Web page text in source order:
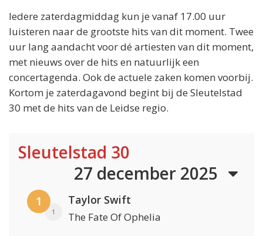
Iedere zaterdagmiddag kun je vanaf 17.00 uur
luisteren naar de grootste hits van dit moment. Twee
uur lang aandacht voor dé artiesten van dit moment,
met nieuws over de hits en natuurlijk een
concertagenda. Ook de actuele zaken komen voorbij.
Kortom je zaterdagavond begint bij de Sleutelstad
30 met de hits van de Leidse regio.
Sleutelstad 30
27 december 2025
1
1
Taylor Swift
The Fate Of Ophelia